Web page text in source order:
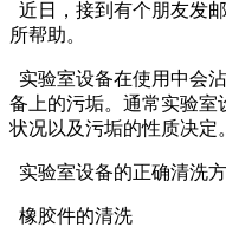
近日，接到有个朋友发
所帮助。
实验室设备在使用中会
备上的污垢。通常实验室
状况以及污垢的性质决定
实验室设备的正确清洗方
橡胶件的清洗